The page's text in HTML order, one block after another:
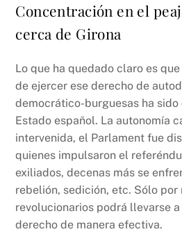
Concentración en el
cerca de Girona
Lo que ha quedado claro es
de ejercer ese derecho de
democrático-burguesas ha
Estado español. La autonomía
intervenida, el Parlament fue
quienes impulsaron el
exiliados, decenas más se
rebelión, sedición, etc. Sólo por
revolucionarios podrá llevarse
derecho de manera efectiva.